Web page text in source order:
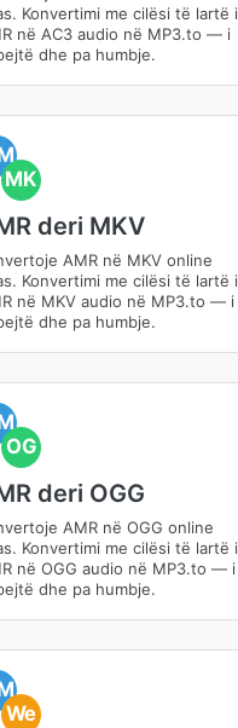
Konvertimi me cilësi të lartë i
në AC3 audio në MP3.to — i
dhe pa humbje.
MK
deri MKV
AMR në MKV online
Konvertimi me cilësi të lartë i
në MKV audio në MP3.to — i
dhe pa humbje.
OG
deri OGG
AMR në OGG online
Konvertimi me cilësi të lartë i
në OGG audio në MP3.to — i
dhe pa humbje.
We